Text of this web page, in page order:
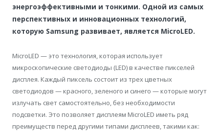
энергоэффективными и тонкими. Одной из самых
перспективных и инновационных технологий,
которую Samsung развивает, является MicroLED.
MicroLED — это технология, которая использует
микроскопические светодиоды (LED) в качестве пикселей
дисплея. Каждый пиксель состоит из трех цветных
светодиодов — красного, зеленого и синего — которые могут
излучать свет самостоятельно, без необходимости
подсветки. Это позволяет дисплеям MicroLED иметь ряд
преимуществ перед другими типами дисплеев, такими как: